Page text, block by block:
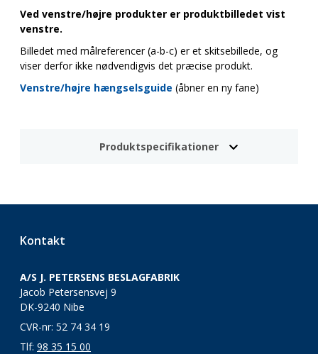
Ved venstre/højre produkter er produktbilledet vist
venstre.
Billedet med målreferencer (a-b-c) er et skitsebillede, og
viser derfor ikke nødvendigvis det præcise produkt.
Venstre/højre hængselsguide (åbner en ny fane)
Produktspecifikationer
Kontakt
A/S J. PETERSENS BESLAGFABRIK
Jacob Petersensvej 9
DK-9240 Nibe
CVR-nr: 52 74 34 19
Tlf: 98 35 15 00